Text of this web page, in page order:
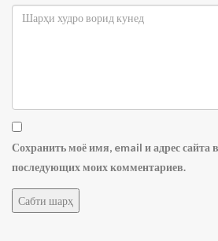
Сохранить моё имя, email и адрес сайта
последующих моих комментариев.